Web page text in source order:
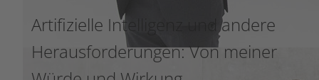
Artifizielle Intelligenz und andere
Herausforderungen: Von meiner